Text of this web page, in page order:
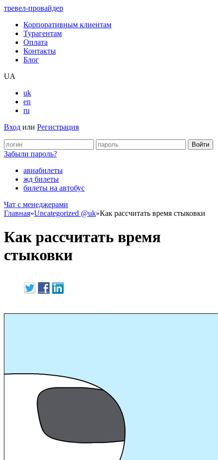
тревел-провайдер
Корпоративным клиентам
Турагентам
Оплата
Контакты
Блог
UA
uk
en
ru
Вход или Регистрация
Забыли пароль?
авиабилеты
жд билеты
билеты на автобус
Чат c менеджерами
Главная»Uncategorized @uk»Как рассчитать время стыковки
Как рассчитать время
стыковки